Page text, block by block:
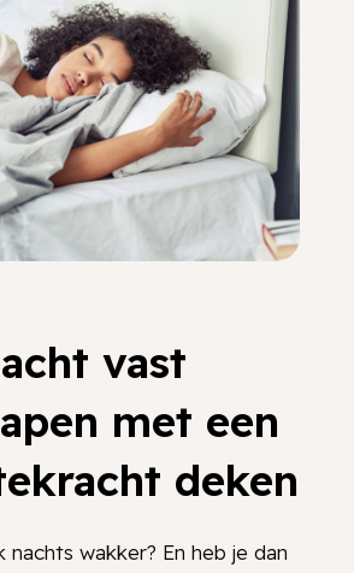
vast
met een
deken
nachts wakker? En heb je dan